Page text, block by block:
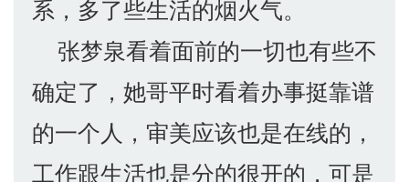
系，多了些生活的烟火气。
张梦泉看着面前的一切也有些不
确定了，她哥平时看着办事挺靠谱
的一个人，审美应该也是在线的，
工作跟生活也是分的很开的，可是